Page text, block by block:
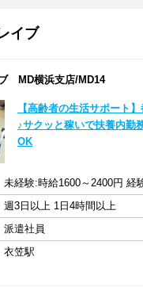
イブ
MD横浜支店/MD14
【高齢者の生活サポート
♪サクッと稼いで扶養内勤
OK
週3日以上 1日4時間以上
派遣社員
衣笠駅